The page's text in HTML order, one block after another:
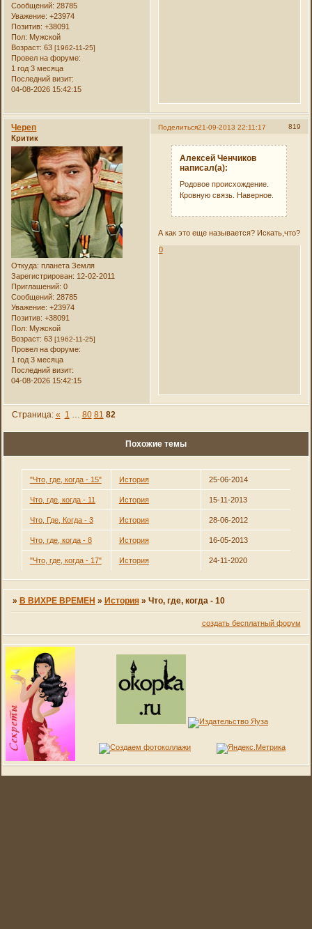
Сообщений: 28785
Уважение: +23974
Позитив: +38091
Пол: Мужской
Возраст: 63[1962-11-25]
Провел на форуме:
1 год 3 месяца
Последний визит:
04-08-2026 15:42:15
Поделиться 819
21-09-2013 22:11:17
Череп
Критик
Откуда: планета Земля
Зарегистрирован: 12-02-2011
Приглашений: 0
Сообщений: 28785
Уважение: +23974
Позитив: +38091
Пол: Мужской
Возраст: 63[1962-11-25]
Провел на форуме:
1 год 3 месяца
Последний визит:
04-08-2026 15:42:15
Алексей Ченчиков
написал(а):
Родовое происхождение.
Кровную связь. Наверное.
А как это еще называется? Искать,что?
0
Страница: « 1 … 80 81 82
Похожие темы
"Что, где, когда - 15" История 25-06-2014
Что, где, когда - 11 История 15-11-2013
Что, Где, Когда - 3 История 28-06-2012
Что, где, когда - 8 История 16-05-2013
"Что, где, когда - 17" История 24-11-2020
» В ВИХРЕ ВРЕМЕН » История » Что, где, когда - 10
создать бесплатный форум